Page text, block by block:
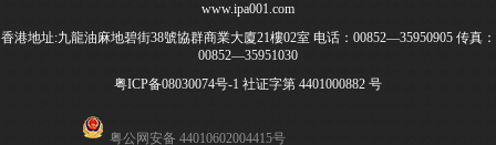
www.ipa001.com
香港地址:九龍油麻地碧街38號協群商業大廈21樓02室 电话：00852—35950905 传真：
00852—35951030
粤ICP备08030074号-1 社证字第 4401000882 号
粤公网安备 44010602004415号